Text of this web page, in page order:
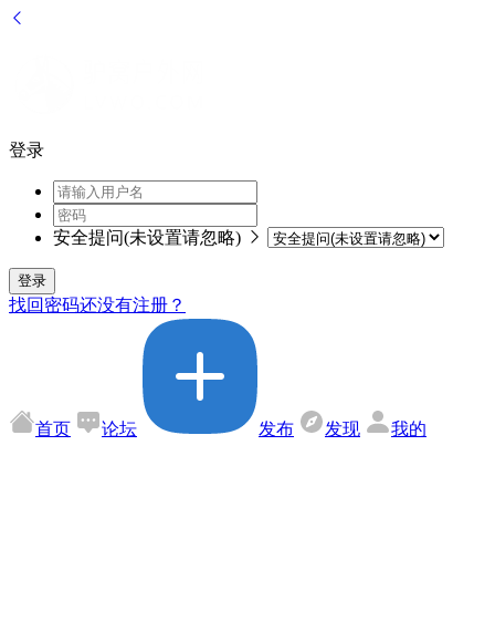
登录
安全提问(未设置请忽略)
登录
找回密码还没有注册？
首页 论坛 发布 发现 我的